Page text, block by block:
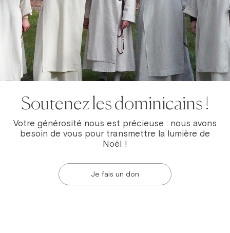
Soutenez les dominicains !
Votre générosité nous est précieuse : nous avons
besoin de vous pour transmettre la lumière de
Noël !
Je fais un don